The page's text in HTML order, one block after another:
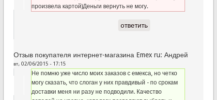
произвела картой)Деньги вернуть не могу.
ответить
Отзыв покупателя интернет-магазина Emex ru: Андрей
вт, 02/06/2015 - 17:15
Не помню уже число моих заказов с емекса, но четко
могу сказать, что слоган у них правдивый - по срокам
доставки меня ни разу не подводили. Качество